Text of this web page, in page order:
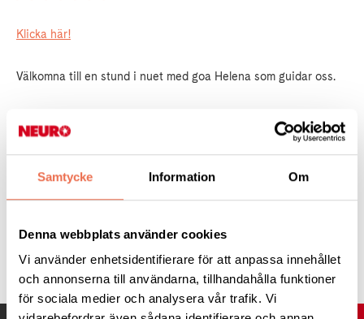
Samtycke Information Om
Denna webbplats använder cookies
Vi använder enhetsidentifierare för att anpassa innehållet
och annonserna till användarna, tillhandahålla funktioner
för sociala medier och analysera vår trafik. Vi
Klicka här!
Välkomna till en stund i nuet med goa Helena som guidar oss.
Passcode: 300357